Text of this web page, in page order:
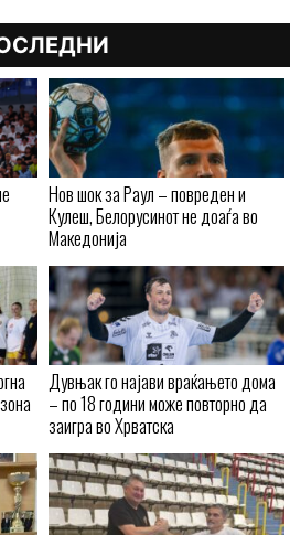
Нов шок за Раул – повреден и
Кулеш, Белорусинот не доаѓа во
Македонија
Дувњак го најави враќањето дома
– по 18 години може повторно да
заигра во Хрватска